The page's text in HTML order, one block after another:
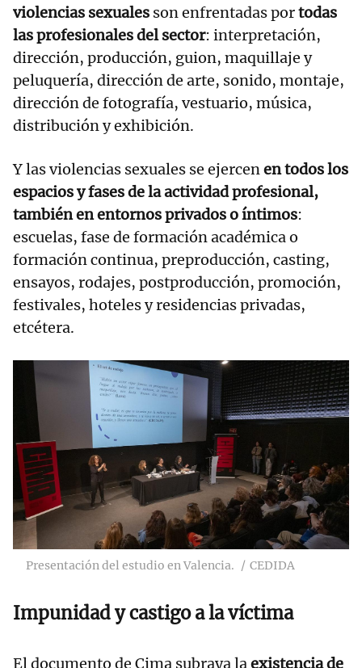
violencias sexuales son enfrentadas portodas
las profesionales del sector: interpretación,
dirección, producción, guion, maquillaje y
peluquería, dirección de arte, sonido, montaje,
dirección de fotografía, vestuario, música,
distribución y exhibición.
Y las violencias sexuales se ejercenen todos los
espacios y fases de la actividad profesional,
también en entornos privados o íntimos:
escuelas, fase de formación académica o
formación continua, preproducción, casting,
ensayos, rodajes, postproducción, promoción,
festivales, hoteles y residencias privadas,
etcétera.
Presentación del estudio en Valencia. CEDIDA
Impunidad y castigo a la víctima
El documento de Cima subraya laexistencia de